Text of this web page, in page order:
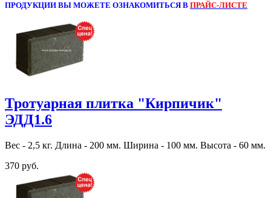
ПРОДУКЦИИ ВЫ МОЖЕТЕ ОЗНАКОМИТЬСЯ В ПРАЙС-ЛИСТЕ
Тротуарная плитка "Кирпичик"
ЭДД1.6
Вес - 2,5 кг. Длина - 200 мм. Ширина - 100 мм. Высота - 60 мм.
370 руб.